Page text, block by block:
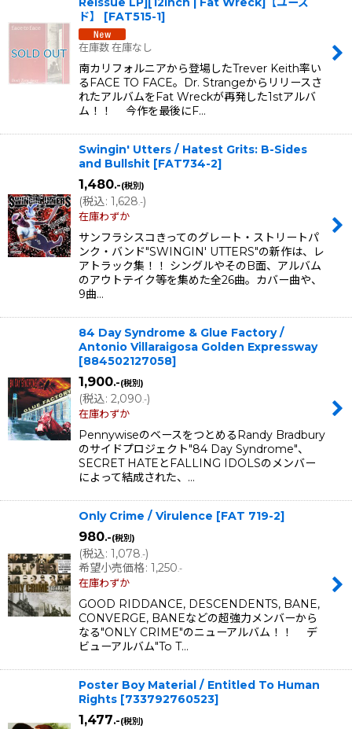
ド】
[FAT515-1]
在庫数 在庫なし
南カリフォルニアから登場したTrever Keith率い
るFACE TO FACE。Dr. Strangeからリリースさ
れたアルバムをFat Wreckが再発した1stアルバ
ム！！ 今作を最後にF…
Swingin' Utters / Hatest Grits: B-Sides
and Bullshit [FAT734-2]
1,480.-(税別)
(税込: 1,628.-)
在庫わずか
サンフラシスコきってのグレート・ストリートパ
ンク・バンド"SWINGIN' UTTERS"の新作は、レ
アトラック集！！ シングルやそのB面、アルバム
のアウトテイク等を集めた全26曲。カバー曲や、
9曲…
84 Day Syndrome & Glue Factory /
Antonio Villaraigosa Golden Expressway
[884502127058]
1,900.-(税別)
(税込: 2,090.-)
在庫わずか
PennywiseのベースをつとめるRandy Bradbury
のサイドプロジェクト"84 Day Syndrome"、
SECRET HATEとFALLING IDOLSのメンバー
によって結成された、…
Only Crime / Virulence [FAT 719-2]
980.-(税別)
(税込: 1,078.-)
希望小売価格: 1,250.-
在庫わずか
GOOD RIDDANCE, DESCENDENTS, BANE,
CONVERGE, BANEなどの超強力メンバーから
なる"ONLY CRIME"のニューアルバム！！ デ
ビューアルバム"To T…
Poster Boy Material / Entitled To Human
Rights [733792760523]
1,477.-(税別)